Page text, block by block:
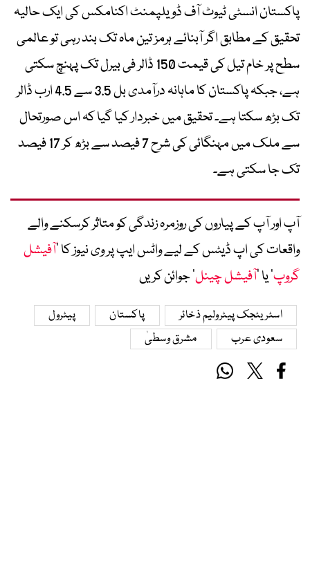
پاکستان انسٹی ٹیوٹ آف ڈویلپمنٹ اکنامکس کی ایک حالیہ
تحقیق کے مطابق اگر آبنائے ہرمز تین ماہ تک بند رہی تو عالمی
سطح پر خام تیل کی قیمت 150 ڈالر فی بیرل تک پہنچ سکتی
ہے، جبکہ پاکستان کا ماہانہ درآمدی بل 3.5 سے 4.5 ارب ڈالر
تک بڑھ سکتا ہے۔ تحقیق میں خبردار کیا گیا کہ اس صورتحال
سے ملک میں مہنگائی کی شرح 7 فیصد سے بڑھ کر 17 فیصد
تک جا سکتی ہے۔
آپ اور آپ کے پیاروں کی روزمرہ زندگی کو متاثر کرسکنے والے
واقعات کی اپ ڈیٹس کے لیے واٹس ایپ پر وی نیوز کا ’آفیشل
گروپ‘ یا ’آفیشل چینل‘ جوائن کریں
اسٹریٹجک پیٹرولیم ذخائر پاکستان
پیٹرول
سعودی عرب
مشرق وسطیٰ